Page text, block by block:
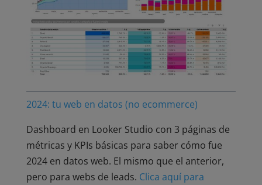
2024: tu web en datos (no ecommerce)
Dashboard en Looker Studio con 3 páginas de
métricas y KPIs básicas para saber cómo fue
2024 en datos web. El mismo que el anterior,
pero para webs de leads. Clica aquí para